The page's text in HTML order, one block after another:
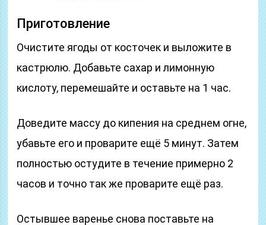
Приготовление
Очистите ягоды от косточек и выложите в
кастрюлю. Добавьте сахар и лимонную
кислоту, перемешайте и оставьте на 1 час.
Доведите массу до кипения на среднем огне,
убавьте его и проварите ещё 5 минут. Затем
полностью остудите в течение примерно 2
часов и точно так же проварите ещё раз.
Остывшее варенье снова поставьте на